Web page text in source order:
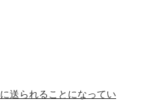
に送られることになってい